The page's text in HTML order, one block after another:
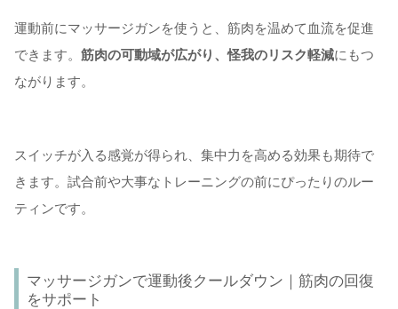
運動前にマッサージガンを使うと、筋肉を温めて血流を促進
できます。 筋肉の可動域が広がり、怪我のリスク軽減にもつ
ながります。
スイッチが入る感覚が得られ、集中力を高める効果も期待で
きます。試合前や大事なトレーニングの前にぴったりのルー
ティンです。
マッサージガンで運動後クールダウン｜筋肉の回復
をサポート